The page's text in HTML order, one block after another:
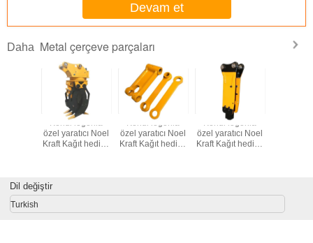
Devam et
Daha Metal çerçeve parçaları
Kendi logonla
özel yaratıcı Noel
Kraft Kağıt hediye
Kendi logonla
özel yaratıcı Noel
Kraft Kağıt hediye
Kendi logonla
özel yaratıcı Noel
Kraft Kağıt hediye
Dil değiştir
Turkish